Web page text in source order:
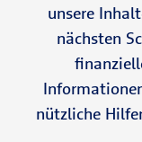
unsere
nächsten
nützliche